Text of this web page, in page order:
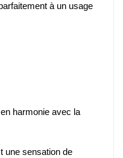
à un usage
harmonie avec la
une sensation de